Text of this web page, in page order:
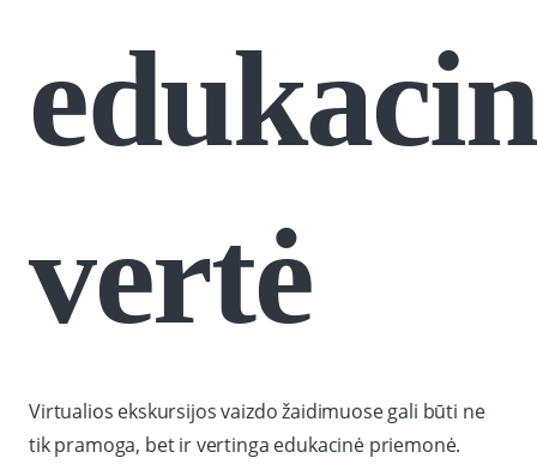
vertė
Virtualios ekskursijos vaizdo žaidimuose gali būti ne
tik pramoga, bet ir vertinga edukacinė priemonė.